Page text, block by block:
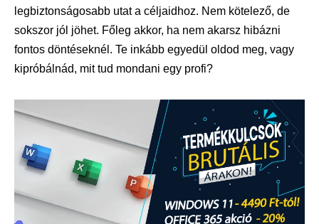
legbiztonságosabb utat a céljaidhoz. Nem kötelező, de
sokszor jól jöhet. Főleg akkor, ha nem akarsz hibázni
fontos döntéseknél. Te inkább egyedül oldod meg, vagy
kipróbálnád, mit tud mondani egy profi?